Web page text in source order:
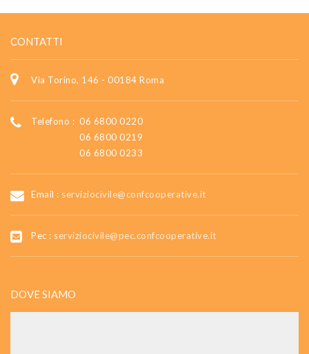
CONTATTI
Via Torino, 146 - 00184 Roma
Telefono : 06 6800 0220
06 6800 0219
06 6800 0233
Email : serviziocivile@confcooperative.it
Pec : serviziocivile@pec.confcooperative.it
DOVE SIAMO